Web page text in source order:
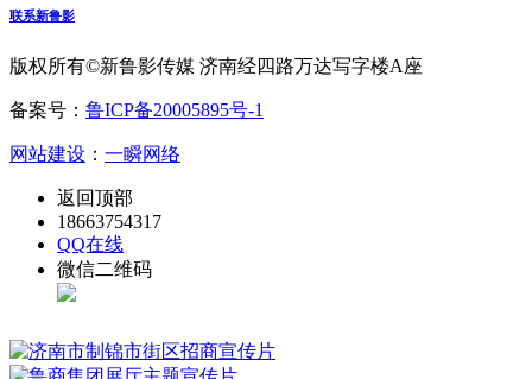
联系新鲁影
版权所有©新鲁影传媒 济南经四路万达写字楼A座
备案号： 鲁ICP备20005895号-1
网站建设 ： 一瞬网络
返回顶部
18663754317
QQ在线
微信二维码